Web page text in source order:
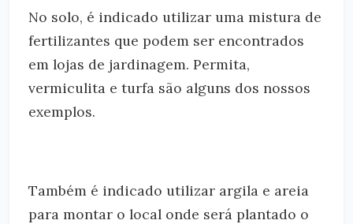
No solo, é indicado utilizar uma mistura de
fertilizantes que podem ser encontrados
em lojas de jardinagem. Permita,
vermiculita e turfa são alguns dos nossos
exemplos.
Também é indicado utilizar argila e areia
para montar o local onde será plantado o